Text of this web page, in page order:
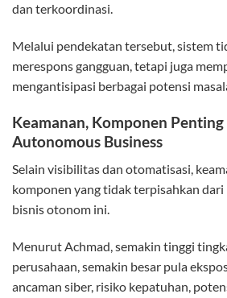
dan terkoordinasi.
Melalui pendekatan tersebut, sistem
merespons gangguan, tetapi juga
mengantisipasi berbagai potensi
Keamanan, Komponen Penting
Autonomous Business
Selain visibilitas dan otomatisasi,
komponen yang tidak terpisahkan
bisnis otonom ini.
Menurut Achmad, semakin tinggi
perusahaan, semakin besar pula
ancaman siber, risiko kepatuhan,